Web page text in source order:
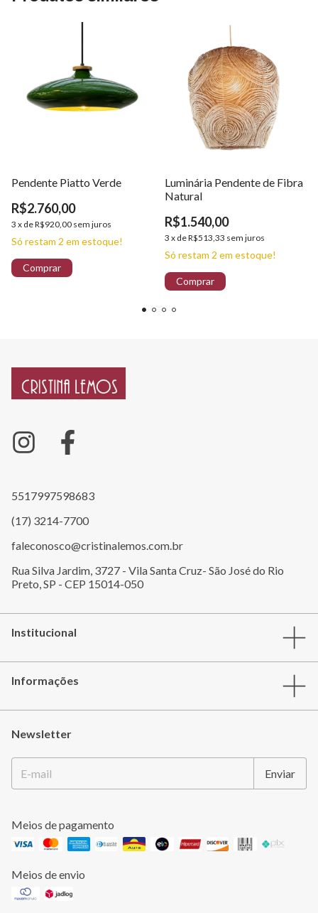
Pendente Piatto Verde
R$2.760,00
3 x deR$920,00 sem juros
Só restam 2 em estoque!
Luminária Pendente de Fibra
Natural
R$1.540,00
3 x deR$513,33 sem juros
Só restam 2 em estoque!
5517997598683
(17) 3214-7700
faleconosco@cristinalemos.com.br
Rua Silva Jardim, 3727 - Vila Santa Cruz- São José do Rio
Preto, SP - CEP 15014-050
Institucional
Informações
Newsletter
Meios de pagamento
Meios de envio